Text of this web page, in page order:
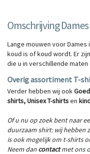
Omschrijving
Lange mouwen voor
koud is of koud wordt. Er
die u in verschillende
Overig assortiment T-
Verder hebben wij ook
shirts,Unisex T-shirtsen
Of u nu op zoek bent naar
duurzaam shirt: wij hebben
is ook mogelijk om t-shirts
Neem dan contactmet ons